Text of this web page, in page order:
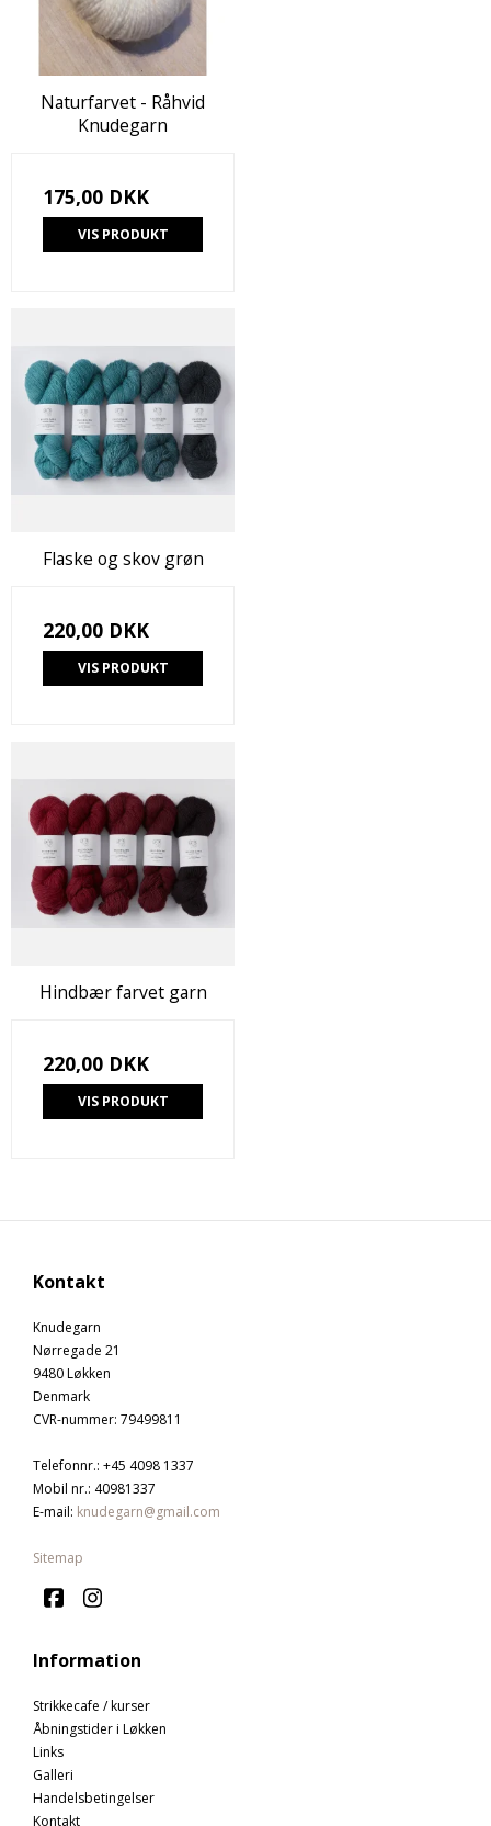
Naturfarvet - Råhvid
Knudegarn
175,00 DKK
VIS PRODUKT
Flaske og skov grøn
220,00 DKK
VIS PRODUKT
Hindbær farvet garn
220,00 DKK
VIS PRODUKT
Kontakt
Knudegarn
Nørregade 21
9480 Løkken
Denmark
CVR-nummer: 79499811
Telefonnr.: +45 4098 1337
Mobil nr.: 40981337
E-mail: knudegarn@gmail.com
Sitemap
Information
Strikkecafe / kurser
Åbningstider i Løkken
Links
Galleri
Handelsbetingelser
Kontakt